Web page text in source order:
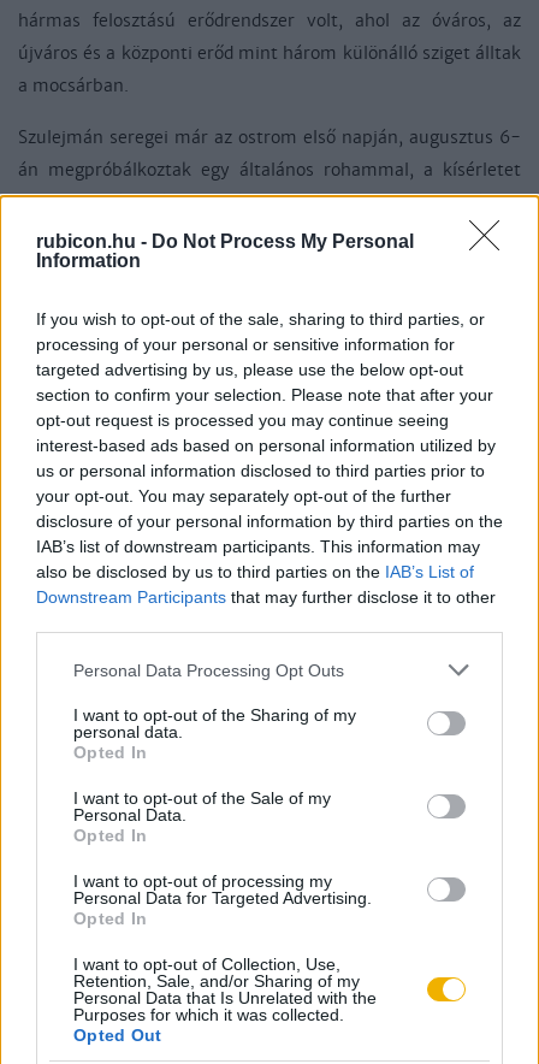
rubicon.hu - Do Not Process My Personal
Information
If you wish to opt-out of the sale, sharing to third parties, or
processing of your personal or sensitive information for
targeted advertising by us, please use the below opt-out
section to confirm your selection. Please note that after your
opt-out request is processed you may continue seeing
interest-based ads based on personal information utilized by
us or personal information disclosed to third parties prior to
your opt-out. You may separately opt-out of the further
disclosure of your personal information by third parties on the
IAB’s list of downstream participants. This information may
also be disclosed by us to third parties on the IAB’s List of
Downstream Participants that may further disclose it to other
Please note that this website/app uses one or more Google
not limited to your visit or usage behaviour. You may click to
grant or deny consent to Google and its third-party tags to
use your data for below specified purposes in below Google
consent section.
Personal Data Processing Opt Outs
I want to opt-out of the Sharing of my
personal data.
Opted In
I want to opt-out of the Sale of my
Personal Data.
Opted In
I want to opt-out of processing my
Personal Data for Targeted Advertising.
Opted In
I want to opt-out of Collection, Use,
Retention, Sale, and/or Sharing of my
Personal Data that Is Unrelated with the
Purposes for which it was collected.
Opted Out
hármas felosztású erődrendszer volt, ahol az óváros, az
újváros és a központi erőd mint három különálló sziget álltak
a mocsárban.
Szulejmán seregei már az ostrom első napján, augusztus 6-
án megpróbálkoztak egy általános rohammal, a kísérletet
azonban Zrínyi és katonái eredményesen visszaverték. A
következő hetek hadi eseményei aztán a törököknél
„megszokott módon” alakultak: a török ágyúk több napon át
során lassan elfoglalták az ó- és újváros erődítményét.
Szulejmán fenyegetések és ígéretek révén többször próbálta
megadásra kényszeríteni Zrínyit – nem kevesebbet ígért
neki, mint Horvátország koronáját –, ám a kapitány a
nyomasztó túlerő és Bécs érdektelensége dacára sem
nyitotta ki Szigetvár kapuit. Az ostrom a szeptember 6-i
végső rohammal vezetett eredményre, melynek eseményei
mindenki számára ismeretesek: a szultán roppant hadereje a
délelőtt során hadrendbe állt a vár kapuja előtt, Zrínyi
váratlanul kirontott a várból.
A híres „kirohanás” a védők csekély létszáma ellenére
komoly zavart idézett elő az oszmánok soraiban, akik csak
hosszas küzdelem – és Zrínyi Miklós halála – árán jutottak
be az erődbe, de a védők még a termekben is az utolsó
hogy a kirohanás előtt Zrínyi felgyújtatta a lőporraktárat,
mely éppen akkor robbant fel, amikor a győztesek
bevonultak a várba. A Szigetvárt romba döntő tüzes csapda
több ezer katona – és kis híján Szokollu Mehmed pasa –
életét követelte, ezzel a török veszteségek körülbelül 25 000